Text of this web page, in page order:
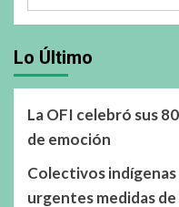
Lo Último
La OFI celebró sus
de emoción
Colectivos indígenas
urgentes medidas